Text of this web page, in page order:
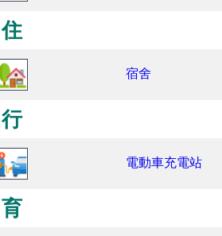
住
宿舍
行
電動車充電站
育